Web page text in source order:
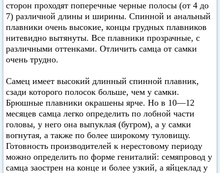
сторон проходят поперечные черные полосы (от 4 до
7) различной длины и ширины. Спинной и анальный
плавники очень высокие, концы грудных плавников
нитевидно вытянуты. Все плавники прозрачные, с
различными оттенками. Отличить самца от самки
очень трудно.
Самец имеет высокий длинный спинной плавник,
сзади которого полосок больше, чем у самки.
Брюшные плавники окрашены ярче. Но в 10—12
месяцев самца легко определить по лобной части
головы, у него она выпуклая (бугром), а у самки
вогнутая, а также по более широкому туловищу.
Готовность производителей к нерестовому периоду
можно определить по форме гениталий: семяпровод у
самца заострен на конце и более узкий, а яйцеклад у